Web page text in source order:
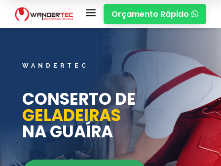
a Orçamento Rápido 
WANDERTEC
CONSERTO DE
GELADEIRAS
NA GUAÍRA